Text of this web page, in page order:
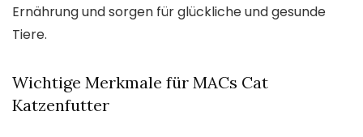
Ernährung und sorgen für glückliche und gesunde
Tiere.
Wichtige Merkmale für MACs Cat
Katzenfutter